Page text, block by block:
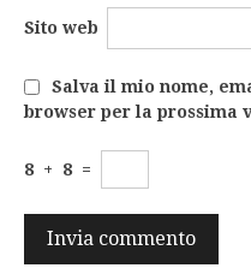
Sito web
Salva il mio nome,
browser per la prossima
8 + 8 =